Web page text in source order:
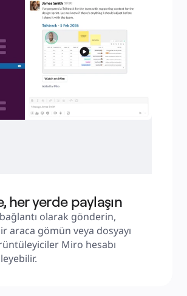
her yerde paylaşın
olarak gönderin,
araca gömün veya dosyayı
Miro hesabı